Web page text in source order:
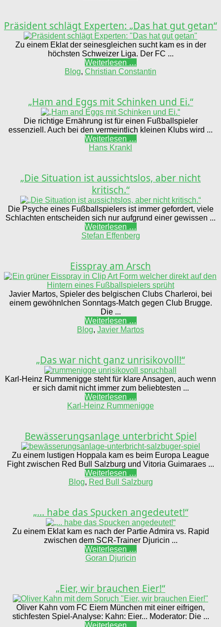
Präsident schlägt Experten: „Das hat gut getan“
Zu einem Eklat der seinesgleichen sucht kam es in der
höchsten Schweizer Liga. Der FC ...
Weiterlesen …
Blog, Christian Constantin
„Ham and Eggs mit Schinken und Ei.“
Die richtige Ernährung ist für einen Fußballspieler
essenziell. Auch bei den vermeintlich kleinen Klubs wird ...
Weiterlesen …
Hans Krankl
„Die Situation ist aussichtslos, aber nicht
kritisch.“
Die Psyche eines Fußballspielers ist immer gefordert, viele
Schlachten entscheiden sich nur aufgrund einer gewissen ...
Weiterlesen …
Stefan Effenberg
Eisspray am Arsch
Javier Martos, Spieler des belgischen Clubs Charleroi, bei
einem gewöhnlchen Sonntags-Match gegen Club Brugge.
Die ...
Weiterlesen …
Blog, Javier Martos
„Das war nicht ganz unrisikovoll!“
Karl-Heinz Rummenigge steht für klare Ansagen, auch wenn
er sich damit nicht immer zum beliebtesten ...
Weiterlesen …
Karl-Heinz Rummenigge
Bewässerungsanlage unterbricht Spiel
Zu einem lustigen Hoppala kam es beim Europa League
Fight zwischen Red Bull Salzburg und Vitoria Guimaraes ...
Weiterlesen …
Blog, Red Bull Salzburg
„… habe das Spucken angedeutet!“
Zu einem Eklat kam es nach der Partie Admira vs. Rapid
zwischen dem SCR-Trainer Djuricin ...
Weiterlesen …
Goran Djuricin
„Eier, wir brauchen Eier!“
Oliver Kahn vom FC Eiern München mit einer eifrigen,
stichfesten Spiel-Analyse: Kahn: Eier... Moderator: Die ...
Weiterlesen …